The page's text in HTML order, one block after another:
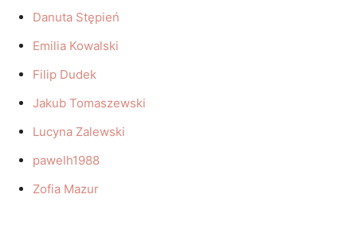
Danuta Stępień
Emilia Kowalski
Filip Dudek
Jakub Tomaszewski
Lucyna Zalewski
pawelh1988
Zofia Mazur